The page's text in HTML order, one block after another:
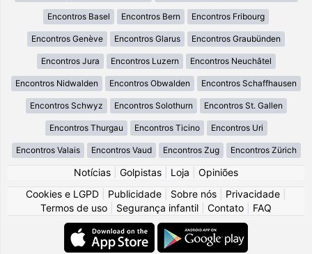
Encontros Basel Encontros Bern Encontros Fribourg
Encontros Genève Encontros Glarus Encontros Graubünden
Encontros Jura Encontros Luzern Encontros Neuchâtel
Encontros Nidwalden Encontros Obwalden Encontros Schaffhausen
Encontros Schwyz Encontros Solothurn Encontros St. Gallen
Encontros Thurgau Encontros Ticino Encontros Uri
Encontros Valais Encontros Vaud Encontros Zug Encontros Zürich
Notícias Golpistas Loja
Opiniões
Cookies e LGPD
Publicidade Sobre nós Privacidade
Termos de uso
Segurança infantil Contato FAQ